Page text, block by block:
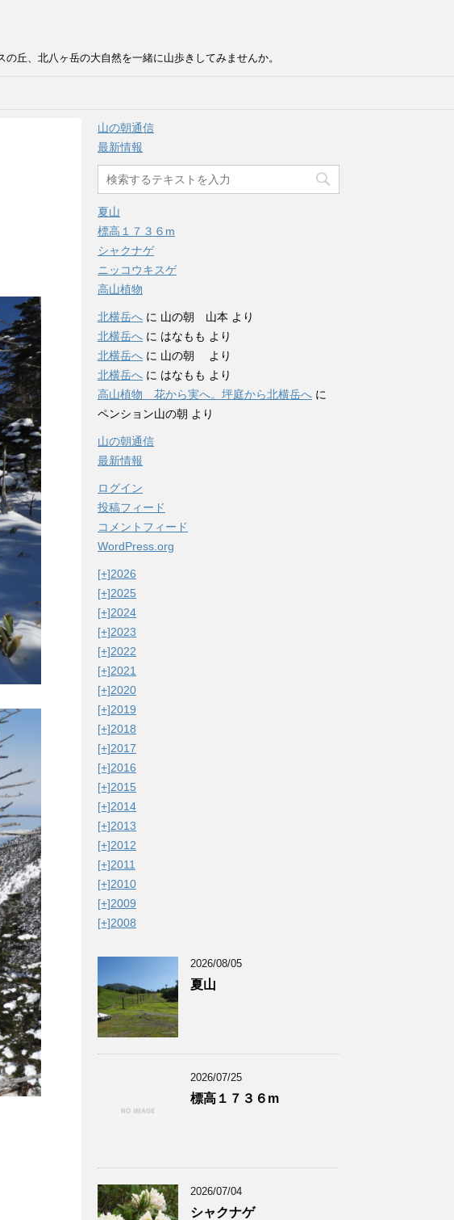
丘、北八ヶ岳の大自然を一緒に山歩きしてみませんか。
山の朝通信
最新情報
夏山
標高１７３６m
シャクナゲ
ニッコウキスゲ
高山植物
北横岳へ に 山の朝 山本 より
北横岳へ に はなもも より
北横岳へ に 山の朝
より
北横岳へ に はなもも より
高山植物 花から実へ。坪庭から北横岳へ に
ペンション山の朝 より
山の朝通信
最新情報
ログイン
投稿フィード
コメントフィード
WordPress.org
[+]2026
[+]2025
[+]2024
[+]2023
[+]2022
[+]2021
[+]2020
[+]2019
[+]2018
[+]2017
[+]2016
[+]2015
[+]2014
[+]2013
[+]2012
[+]2011
[+]2010
[+]2009
[+]2008
2026/08/05
夏山
2026/07/25
標高１７３６m
2026/07/04
シャクナゲ